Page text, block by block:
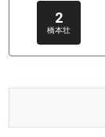
2
橋本壮